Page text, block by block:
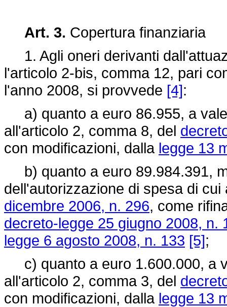
Art. 3. Copertura finanziaria
1. Agli oneri derivanti
l'articolo 2-bis, comma 12, pari
l'anno 2008, si provvede [4]:
a) quanto a euro 86.955, a
all'articolo 2, comma 8, del
con modificazioni, dalla legge 13
b) quanto a euro 89.984.391,
dell'autorizzazione di spesa di
dicembre 2006, n. 296, come
decreto-legge 25 giugno 2008, n.
legge 6 agosto 2008, n. 133 [5];
c) quanto a euro 1.600.000, a
all'articolo 2, comma 3, del
con modificazioni, dalla legge 13